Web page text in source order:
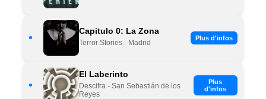
•
Capitulo 0: La Zona
Terror Stories - Madrid
Plus d'infos
•
El Laberinto
Descifra - San Sebastián de los
Reyes
Plus
d'infos